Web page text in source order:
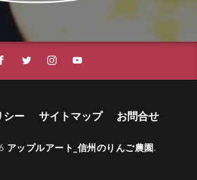
シー サイトマップ お問合せ
アップルアート_信州のりんご農園.